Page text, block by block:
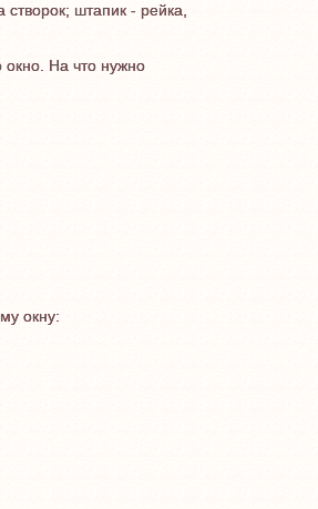
штапик - рейка,
окно. На что нужно
окну: